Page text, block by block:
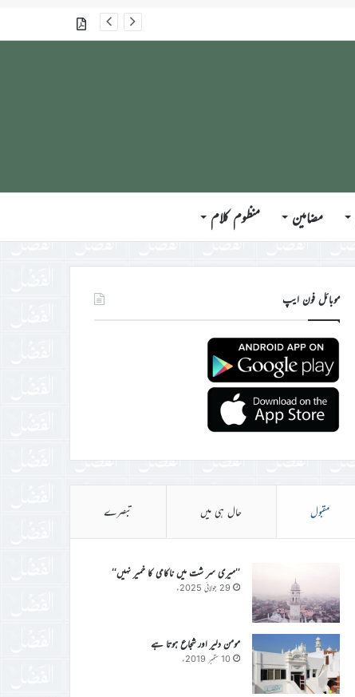
گذشتہ شمارے
مضامین منظوم کلام
موبائل فون ایپ
مقبول حال ہی میں تبصرے
’’میری سر شت میں ناکامی کا خمیر نہیں‘‘
29 جولائی 2025ء
مومن دلیر اور شجاع ہوتا ہے
10 ستمبر 2019ء